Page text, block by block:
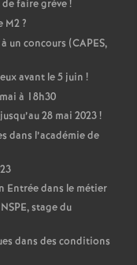
faire grève!
M2?
un concours (CAPES,
avant le 5 juin !
à 18h30
28 mai 2023!
dans l’académie de
Entrée dans le métier
, stage du
dans des conditions